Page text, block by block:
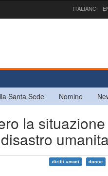
ITALIANO
Santa Sede Nomine
la situazione
diritti umani donne